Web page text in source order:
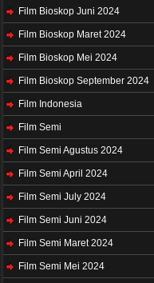
Film Bioskop Juni 2024
Film Bioskop Maret 2024
Film Bioskop Mei 2024
Film Bioskop September 2024
Film Indonesia
Film Semi
Film Semi Agustus 2024
Film Semi April 2024
Film Semi July 2024
Film Semi Juni 2024
Film Semi Maret 2024
Film Semi Mei 2024